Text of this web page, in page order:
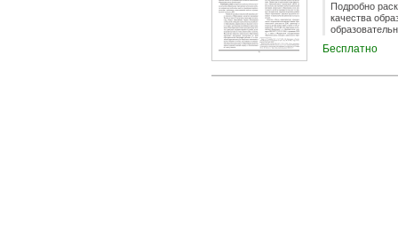
Подробно
качества
Бесплатно